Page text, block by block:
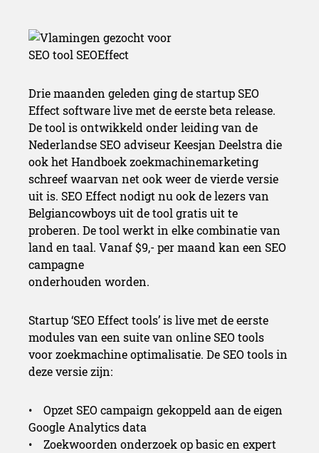
Drie maanden geleden ging de startup SEO
Effect software live met de eerste beta release.
De tool is ontwikkeld onder leiding van de
Nederlandse SEO adviseur Keesjan Deelstra die
ook het Handboek zoekmachinemarketing
schreef waarvan net ook weer de vierde versie
uit is. SEO Effect nodigt nu ook de lezers van
Belgiancowboys uit de tool gratis uit te
proberen. De tool werkt in elke combinatie van
land en taal. Vanaf $9,- per maand kan een SEO
campagne
onderhouden worden.
Startup ‘SEO Effect tools’ is live met de eerste
modules van een suite van online SEO tools
voor zoekmachine optimalisatie. De SEO tools in
deze versie zijn:
• Opzet SEO campaign gekoppeld aan de eigen
Google Analytics data
• Zoekwoorden onderzoek op basic en expert